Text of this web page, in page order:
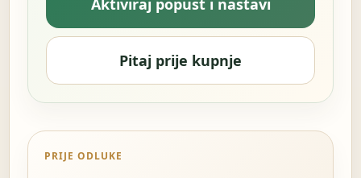
Pitaj prije kupnje
PRIJE ODLUKE